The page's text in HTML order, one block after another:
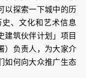
以探索一下城中的历
、文化和艺术信息
建筑伙伴计划」项目
）负责人，为大家介
如何向大众推广生态